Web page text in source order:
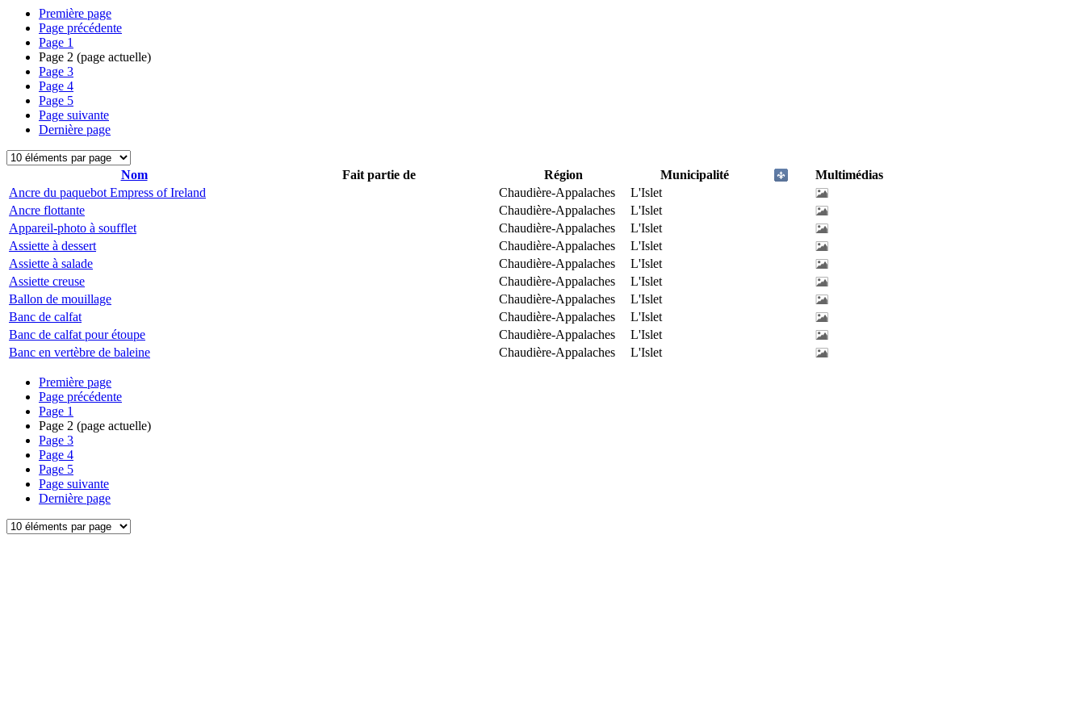
Première page
Page précédente
Page 1
Page 2 (page actuelle)
Page 3
Page 4
Page 5
Page suivante
Dernière page
Nom Fait partie de Région Municipalité
Multimédias
Ancre du paquebot Empress of Ireland
Chaudière-Appalaches
L'Islet
Ancre flottante
Chaudière-Appalaches
L'Islet
Appareil-photo à soufflet
Chaudière-Appalaches
L'Islet
Assiette à dessert
Chaudière-Appalaches
L'Islet
Assiette à salade
Chaudière-Appalaches
L'Islet
Assiette creuse
Chaudière-Appalaches
L'Islet
Ballon de mouillage
Chaudière-Appalaches
L'Islet
Banc de calfat
Chaudière-Appalaches
L'Islet
Banc de calfat pour étoupe
Chaudière-Appalaches
L'Islet
Banc en vertèbre de baleine
Chaudière-Appalaches L'Islet
Première page
Page précédente
Page 1
Page 2 (page actuelle)
Page 3
Page 4
Page 5
Page suivante
Dernière page